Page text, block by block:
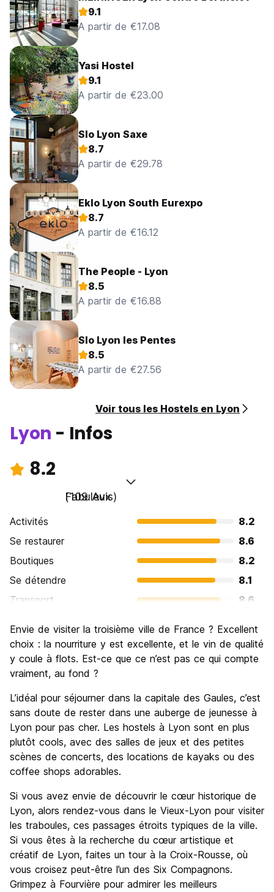
9.1
A partir de €17.08
Yasi Hostel
9.1
A partir de €23.00
Slo Lyon Saxe
8.7
A partir de €29.78
Eklo Lyon South Eurexpo
8.7
A partir de €16.12
The People - Lyon
8.5
A partir de €16.88
Slo Lyon les Pentes
8.5
A partir de €27.56
Voir tous les Hostels en Lyon
Lyon - Infos
8.2
Fabuleux
(109 Avis)
Activités
8.2
Se restaurer
8.6
Boutiques
8.2
Se détendre
8.1
Transport
8.6
Culture
8.6
Sortir le soir / faire la fête
7.6
Bonnes affaires
Envie de visiter la troisième ville de France ? Excellent
choix : la nourriture y est excellente, et le vin de qualité
y coule à flots. Est-ce que ce n’est pas ce qui compte
vraiment, au fond ?
L’idéal pour séjourner dans la capitale des Gaules, c’est
sans doute de rester dans une auberge de jeunesse à
Lyon pour pas cher. Les hostels à Lyon sont en plus
plutôt cools, avec des salles de jeux et des petites
scènes de concerts, des locations de kayaks ou des
coffee shops adorables.
Si vous avez envie de découvrir le cœur historique de
Lyon, alors rendez-vous dans le Vieux-Lyon pour visiter
les traboules, ces passages étroits typiques de la ville.
Si vous êtes à la recherche du cœur artistique et
créatif de Lyon, faites un tour à la Croix-Rousse, où
vous croisez peut-être l’un des Six Compagnons.
Grimpez à Fourvière pour admirer les meilleurs